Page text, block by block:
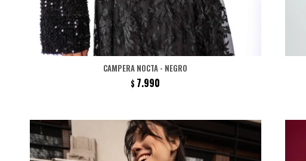
CAMPERA NOCTA - NEGRO
$ 7.990